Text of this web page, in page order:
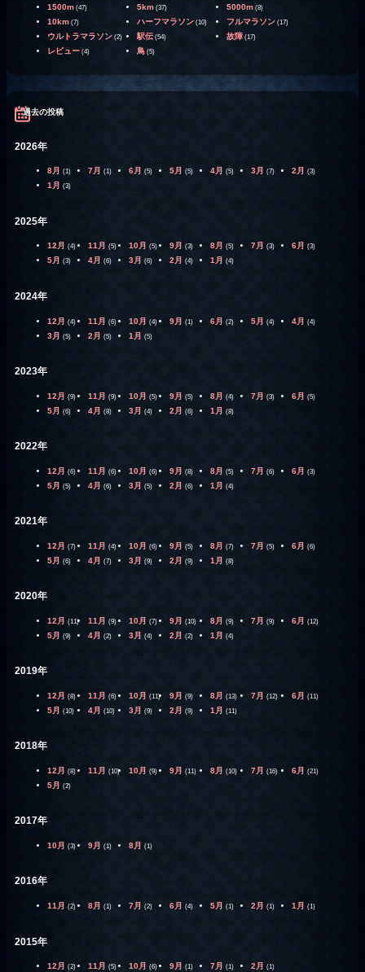
1500m (47) 5km (37) 5000m (8)
10km (7) ハーフマラソン (10) フルマラソン (17)
ウルトラマラソン (2) 駅伝 (54) 故障 (17)
レビュー (4) 鳥 (5)
過去の投稿
2026年
8月 (1) 7月 (1) 6月 (5) 5月 (5) 4月 (5) 3月 (7) 2月 (3)
1月 (3)
2025年
12月 (4) 11月 (5) 10月 (5) 9月 (3) 8月 (5) 7月 (3) 6月 (3)
5月 (3) 4月 (6) 3月 (6) 2月 (4) 1月 (4)
2024年
12月 (4) 11月 (6) 10月 (4) 9月 (1) 6月 (2) 5月 (4) 4月 (4)
3月 (5) 2月 (5) 1月 (5)
2023年
12月 (9) 11月 (9) 10月 (5) 9月 (5) 8月 (4) 7月 (3) 6月 (5)
5月 (6) 4月 (8) 3月 (4) 2月 (6) 1月 (8)
2022年
12月 (6) 11月 (6) 10月 (6) 9月 (8) 8月 (5) 7月 (6) 6月 (3)
5月 (5) 4月 (6) 3月 (5) 2月 (6) 1月 (4)
2021年
12月 (7) 11月 (4) 10月 (6) 9月 (5) 8月 (7) 7月 (5) 6月 (6)
5月 (6) 4月 (7) 3月 (9) 2月 (9) 1月 (8)
2020年
12月 (11) 11月 (9) 10月 (7) 9月 (10) 8月 (9) 7月 (9) 6月 (12)
5月 (9) 4月 (2) 3月 (4) 2月 (2) 1月 (4)
2019年
12月 (8) 11月 (6) 10月 (11) 9月 (9) 8月 (13) 7月 (12) 6月 (11)
5月 (10) 4月 (10) 3月 (9) 2月 (9) 1月 (11)
2018年
12月 (8) 11月 (10) 10月 (9) 9月 (11) 8月 (10) 7月 (16) 6月 (21)
5月 (2)
2017年
10月 (3) 9月 (1) 8月 (1)
2016年
11月 (2) 8月 (1) 7月 (2) 6月 (4) 5月 (1) 2月 (1) 1月 (1)
2015年
12月 (2) 11月 (5) 10月 (6) 9月 (1) 7月 (1) 2月 (1)